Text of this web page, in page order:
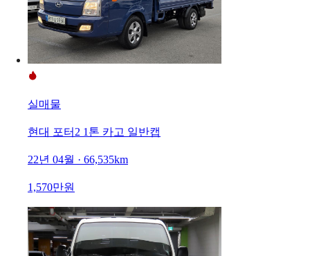
실매물
현대 포터2 1톤 카고 일반캡
22년 04월 · 66,535km
1,570만원